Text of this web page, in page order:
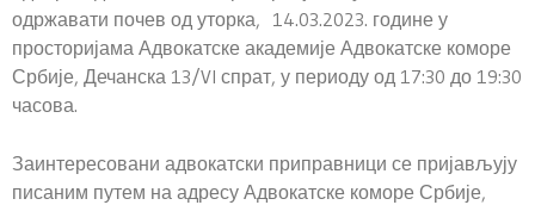
одржавати почев од уторка, 14.03.2023. године у
просторијама Адвокатске академије Адвокатске коморе
Србије, Дечанска 13/VI спрат, у периоду од 17:30 до 19:30
часова.
Заинтересовани адвокатски приправници се пријављују
писаним путем на адресу Адвокатске коморе Србије,